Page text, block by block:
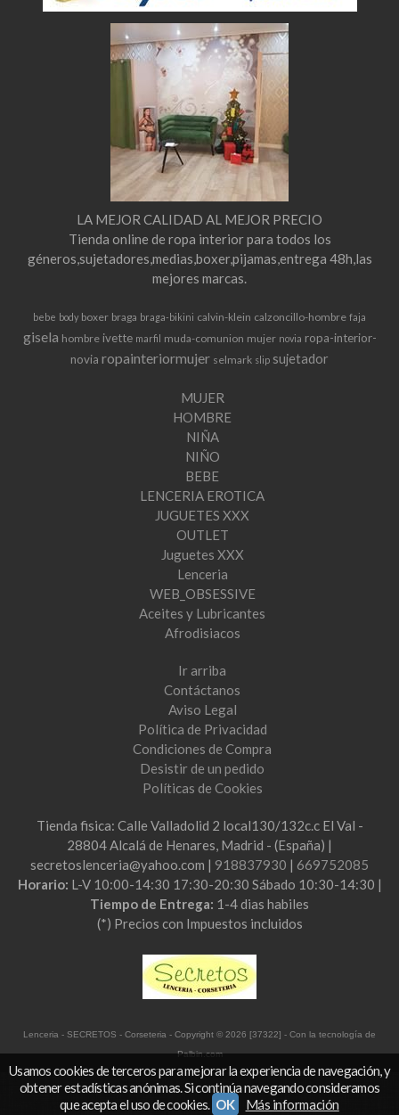
LA MEJOR CALIDAD AL MEJOR PRECIO
Tienda online de ropa interior para todos los
géneros,sujetadores,medias,boxer,pijamas,entrega 48h,las
mejores marcas.
bebe body boxer braga braga-bikini calvin-klein calzoncillo-hombre faja
gisela hombre ivette marfil muda-comunion mujer novia ropa-interior-
novia ropainteriormujer selmark slip sujetador
MUJER
HOMBRE
NIÑA
NIÑO
BEBE
LENCERIA EROTICA
JUGUETES XXX
OUTLET
Juguetes XXX
Lenceria
WEB_OBSESSIVE
Aceites y Lubricantes
Afrodisiacos
Ir arriba
Contáctanos
Aviso Legal
Política de Privacidad
Condiciones de Compra
Desistir de un pedido
Políticas de Cookies
Tienda fisica: Calle Valladolid 2 local130/132c.c El Val -
28804 Alcalá de Henares, Madrid - (España) |
secretoslenceria@yahoo.com | 918837930 | 669752085
Horario: L-V 10:00-14:30 17:30-20:30 Sábado 10:30-14:30 |
Tiempo de Entrega: 1-4 dias habiles
(*) Precios con Impuestos incluidos
Lenceria - SECRETOS - Corseteria - Copyright © 2026 [37322] - Con la tecnología de
Palbin.com
Usamos cookies de terceros para mejorar la experiencia de navegación, y
obtener estadísticas anónimas. Si continúa navegando consideramos
que acepta el uso de cookies. OK Más información